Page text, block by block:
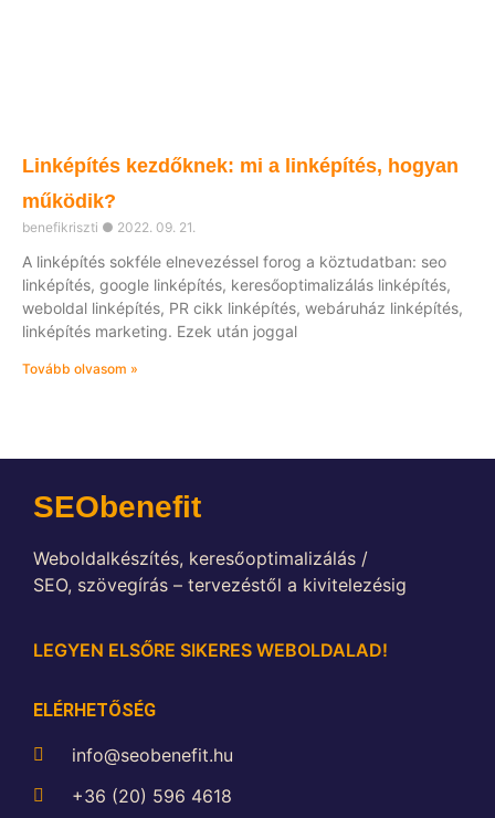
Linképítés kezdőknek: mi a linképítés, hogyan
működik?
benefikriszti 2022. 09. 21.
A linképítés sokféle elnevezéssel forog a köztudatban: seo
linképítés, google linképítés, keresőoptimalizálás linképítés,
weboldal linképítés, PR cikk linképítés, webáruház linképítés,
linképítés marketing. Ezek után joggal
Tovább olvasom »
SEObenefit
Weboldalkészítés, keresőoptimalizálás /
SEO, szövegírás – tervezéstől a kivitelezésig
LEGYEN ELSŐRE SIKERES WEBOLDALAD!
ELÉRHETŐSÉG
info@seobenefit.hu
+36 (20) 596 4618